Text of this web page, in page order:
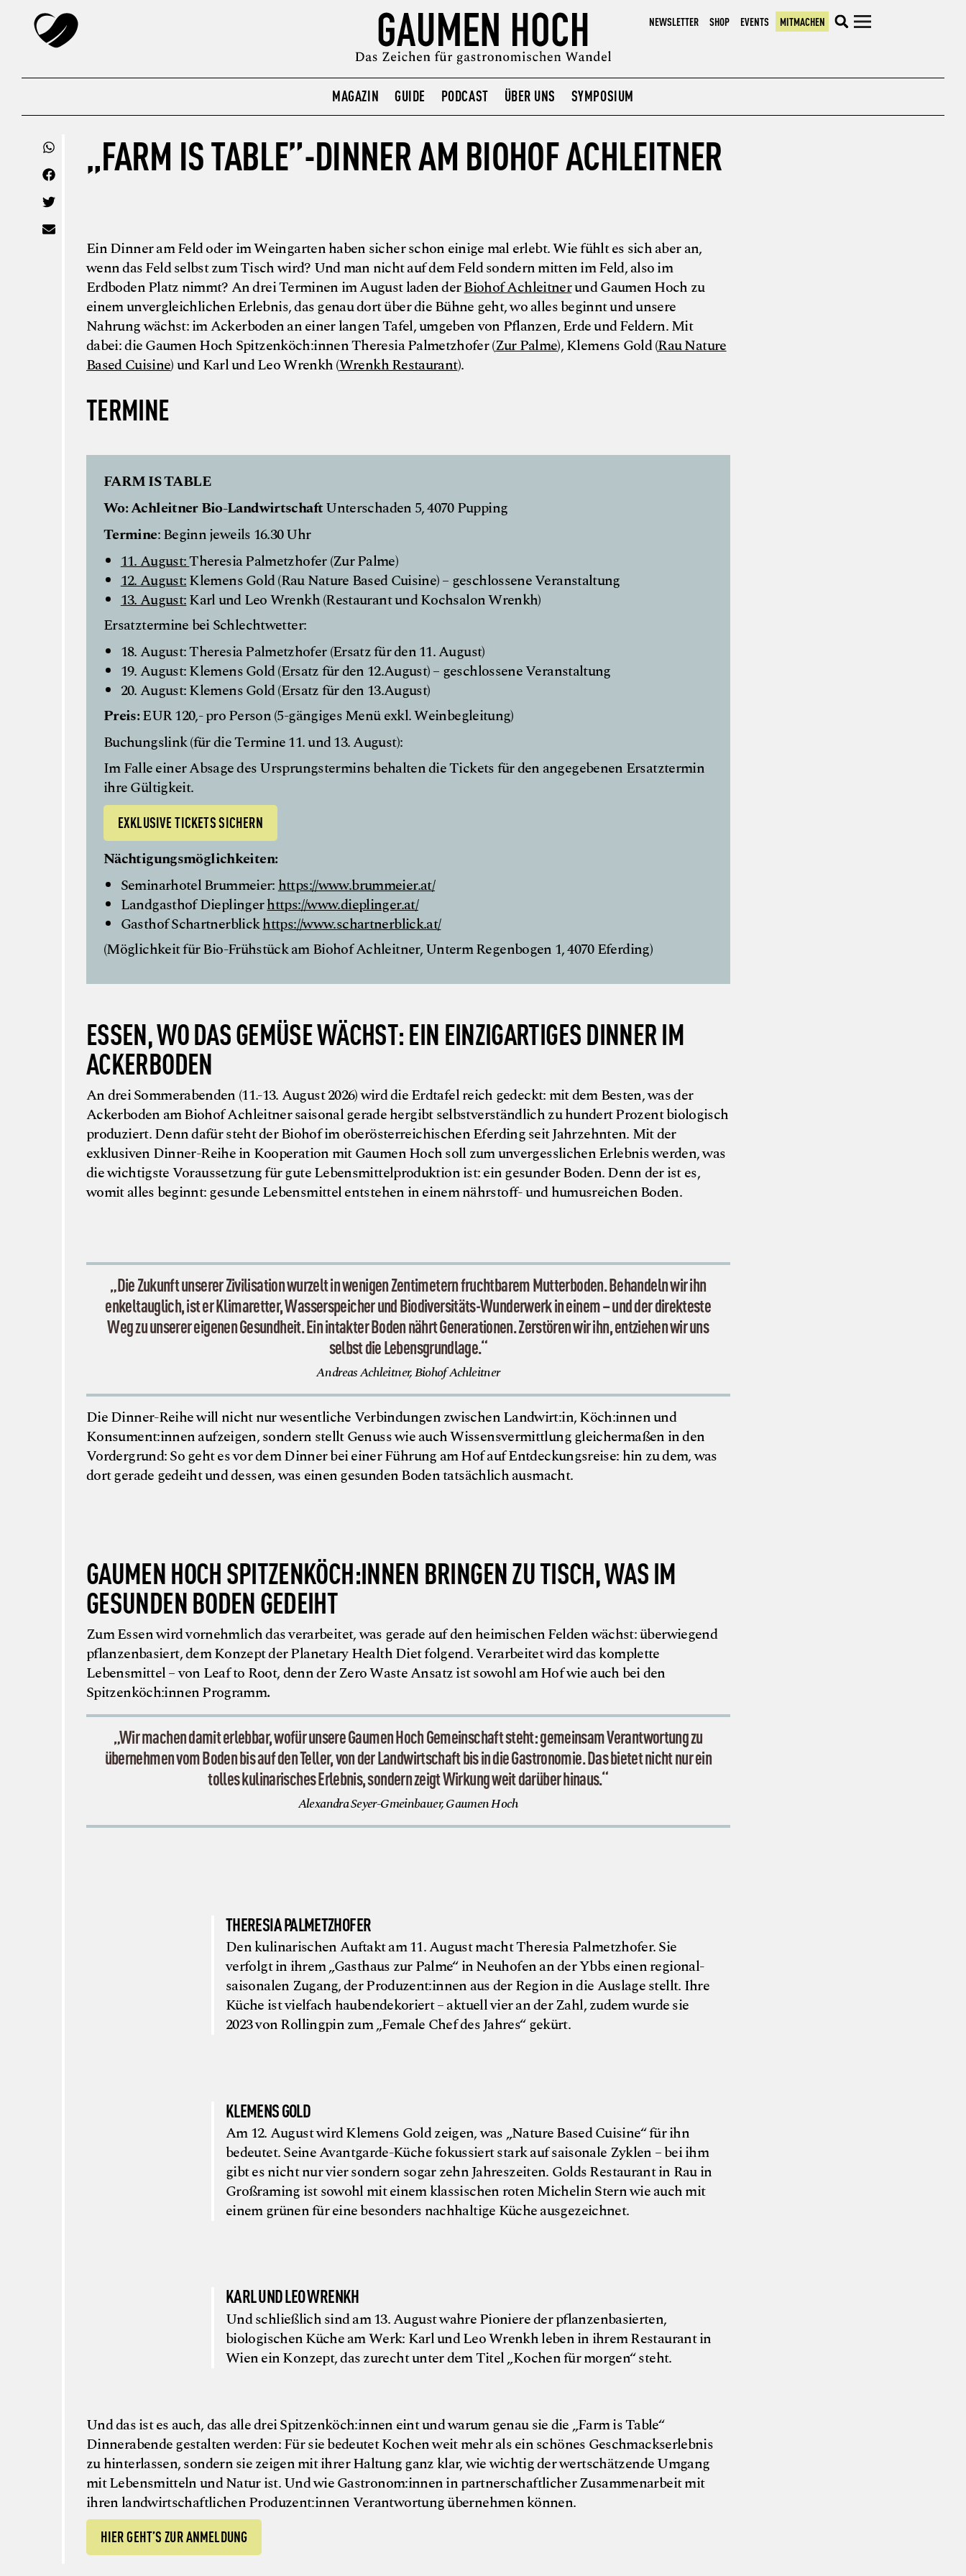
NEWSLETTER SHOP EVENTS MITMACHEN
MAGAZIN GUIDE PODCAST ÜBER UNS SYMPOSIUM
„FARM IS TABLE”-DINNER AM BIOHOF ACHLEITNER
Ein Dinner am Feld oder im Weingarten haben sicher schon einige mal erlebt. Wie fühlt es sich aber an,
wenn das Feld selbst zum Tisch wird? Und man nicht auf dem Feld sondern mitten im Feld, also im
Erdboden Platz nimmt? An drei Terminen im August laden derBiohof Achleitnerund Gaumen Hoch zu
einem unvergleichlichen Erlebnis, das genau dort über die Bühne geht, wo alles beginnt und unsere
Nahrung wächst: im Ackerboden an einer langen Tafel, umgeben von Pflanzen, Erde und Feldern. Mit
dabei: die Gaumen Hoch Spitzenköch:innen Theresia Palmetzhofer (Zur Palme), Klemens Gold (Rau Nature
Based Cuisine) und Karl und Leo Wrenkh (Wrenkh Restaurant).
TERMINE
FARM IS TABLE
Wo: Achleitner Bio-LandwirtschaftUnterschaden 5, 4070 Pupping
Termine: Beginn jeweils 16.30 Uhr
11. August:Theresia Palmetzhofer (Zur Palme)
12. August:Klemens Gold (Rau Nature Based Cuisine) – geschlossene Veranstaltung
13. August:Karl und Leo Wrenkh (Restaurant und Kochsalon Wrenkh)
Ersatztermine bei Schlechtwetter:
18. August: Theresia Palmetzhofer (Ersatz für den 11. August)
19. August: Klemens Gold (Ersatz für den 12.August) – geschlossene Veranstaltung
20. August: Klemens Gold (Ersatz für den 13.August)
Preis:EUR 120,- pro Person (5-gängiges Menü exkl. Weinbegleitung)
Buchungslink (für die Termine 11. und 13. August):
Im Falle einer Absage des Ursprungstermins behalten die Tickets für den angegebenen Ersatztermin
ihre Gültigkeit.
EXKLUSIVE TICKETS SICHERN
Nächtigungsmöglichkeiten:
Seminarhotel Brummeier:https://www.brummeier.at/
Landgasthof Dieplingerhttps://www.dieplinger.at/
Gasthof Schartnerblickhttps://www.schartnerblick.at/
(Möglichkeit für Bio-Frühstück am Biohof Achleitner, Unterm Regenbogen 1, 4070 Eferding)
ESSEN, WO DAS GEMÜSE WÄCHST: EIN EINZIGARTIGES DINNER IM
ACKERBODEN
An drei Sommerabenden (11.-13. August 2026) wird die Erdtafel reich gedeckt: mit dem Besten, was der
Ackerboden am Biohof Achleitner saisonal gerade hergibt selbstverständlich zu hundert Prozent biologisch
produziert. Denn dafür steht der Biohof im oberösterreichischen Eferding seit Jahrzehnten. Mit der
exklusiven Dinner-Reihe in Kooperation mit Gaumen Hoch soll zum unvergesslichen Erlebnis werden, was
die wichtigste Voraussetzung für gute Lebensmittelproduktion ist: ein gesunder Boden. Denn der ist es,
womit alles beginnt: gesunde Lebensmittel entstehen in einem nährstoff- und humusreichen Boden.
„Die Zukunft unserer Zivilisation wurzelt in wenigen Zentimetern fruchtbarem Mutterboden. Behandeln wir ihn
enkeltauglich, ist er Klimaretter, Wasserspeicher und Biodiversitäts-Wunderwerk in einem – und der direkteste
Weg zu unserer eigenen Gesundheit. Ein intakter Boden nährt Generationen. Zerstören wir ihn, entziehen wir uns
selbst die Lebensgrundlage.“
Andreas Achleitner, Biohof Achleitner
Die Dinner-Reihe will nicht nur wesentliche Verbindungen zwischen Landwirt:in, Köch:innen und
Konsument:innen aufzeigen, sondern stellt Genuss wie auch Wissensvermittlung gleichermaßen in den
Vordergrund: So geht es vor dem Dinner bei einer Führung am Hof auf Entdeckungsreise: hin zu dem, was
dort gerade gedeiht und dessen, was einen gesunden Boden tatsächlich ausmacht.
GAUMEN HOCH SPITZENKÖCH:INNEN BRINGEN ZU TISCH, WAS IM
GESUNDEN BODEN GEDEIHT
Zum Essen wird vornehmlich das verarbeitet, was gerade auf den heimischen Felden wächst: überwiegend
pflanzenbasiert, dem Konzept der Planetary Health Diet folgend. Verarbeitet wird das komplette
Lebensmittel – von Leaf to Root, denn der Zero Waste Ansatz ist sowohl am Hof wie auch bei den
Spitzenköch:innen Programm.
„Wir machen damit erlebbar, wofür unsere Gaumen Hoch Gemeinschaft steht: gemeinsam Verantwortung zu
übernehmen vom Boden bis auf den Teller, von der Landwirtschaft bis in die Gastronomie. Das bietet nicht nur ein
tolles kulinarisches Erlebnis, sondern zeigt Wirkung weit darüber hinaus.“
Alexandra Seyer-Gmeinbauer, Gaumen Hoch
THERESIA PALMETZHOFER
Den kulinarischen Auftakt am 11. August macht Theresia Palmetzhofer. Sie
verfolgt in ihrem „Gasthaus zur Palme“ in Neuhofen an der Ybbs einen regional-
saisonalen Zugang, der Produzent:innen aus der Region in die Auslage stellt. Ihre
Küche ist vielfach haubendekoriert – aktuell vier an der Zahl, zudem wurde sie
2023 von Rollingpin zum „Female Chef des Jahres“ gekürt.
KLEMENS GOLD
Am 12. August wird Klemens Gold zeigen, was „Nature Based Cuisine“ für ihn
bedeutet. Seine Avantgarde-Küche fokussiert stark auf saisonale Zyklen – bei ihm
gibt es nicht nur vier sondern sogar zehn Jahreszeiten. Golds Restaurant in Rau in
Großraming ist sowohl mit einem klassischen roten Michelin Stern wie auch mit
einem grünen für eine besonders nachhaltige Küche ausgezeichnet.
KARL UND LEO WRENKH
Und schließlich sind am 13. August wahre Pioniere der pflanzenbasierten,
biologischen Küche am Werk: Karl und Leo Wrenkh leben in ihrem Restaurant in
Wien ein Konzept, das zurecht unter dem Titel „Kochen für morgen“ steht.
Und das ist es auch, das alle drei Spitzenköch:innen eint und warum genau sie die „Farm is Table“
Dinnerabende gestalten werden: Für sie bedeutet Kochen weit mehr als ein schönes Geschmackserlebnis
zu hinterlassen, sondern sie zeigen mit ihrer Haltung ganz klar, wie wichtig der wertschätzende Umgang
mit Lebensmitteln und Natur ist. Und wie Gastronom:innen in partnerschaftlicher Zusammenarbeit mit
ihren landwirtschaftlichen Produzent:innen Verantwortung übernehmen können.
HIER GEHT’S ZUR ANMELDUNG